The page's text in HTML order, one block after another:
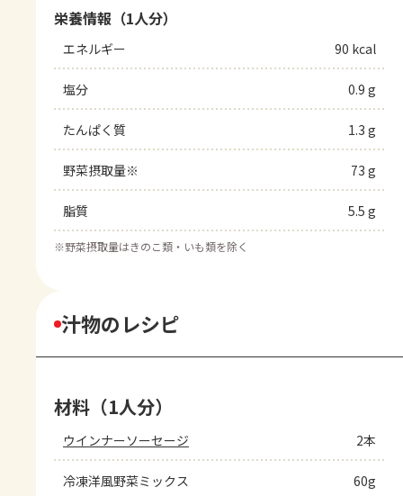
栄養情報（1人分）
エネルギー 90 kcal
塩分 0.9 g
たんぱく質 1.3 g
野菜摂取量※ 73 g
脂質 5.5 g
※野菜摂取量はきのこ類・いも類を除く
汁物のレシピ
材料（1人分）
ウインナーソーセージ 2本
冷凍洋風野菜ミックス 60g